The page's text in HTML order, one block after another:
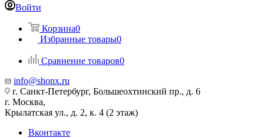
Войти
Корзина0
Избранные товары0
Сравнение товаров0
info@shonx.ru
г. Санкт-Петербург, Большеохтинский пр., д. 6
г. Москва,
Крылатская ул., д. 2, к. 4 (2 этаж)
Вконтакте